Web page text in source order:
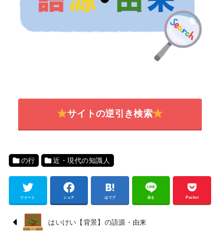
サイトの逆引き検索
の行 近・現代の知識人
ツイート シェア はてブ 送る Pocket
はいけい【背景】の語源・由来